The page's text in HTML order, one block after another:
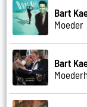
Bart
Moeder
Bart